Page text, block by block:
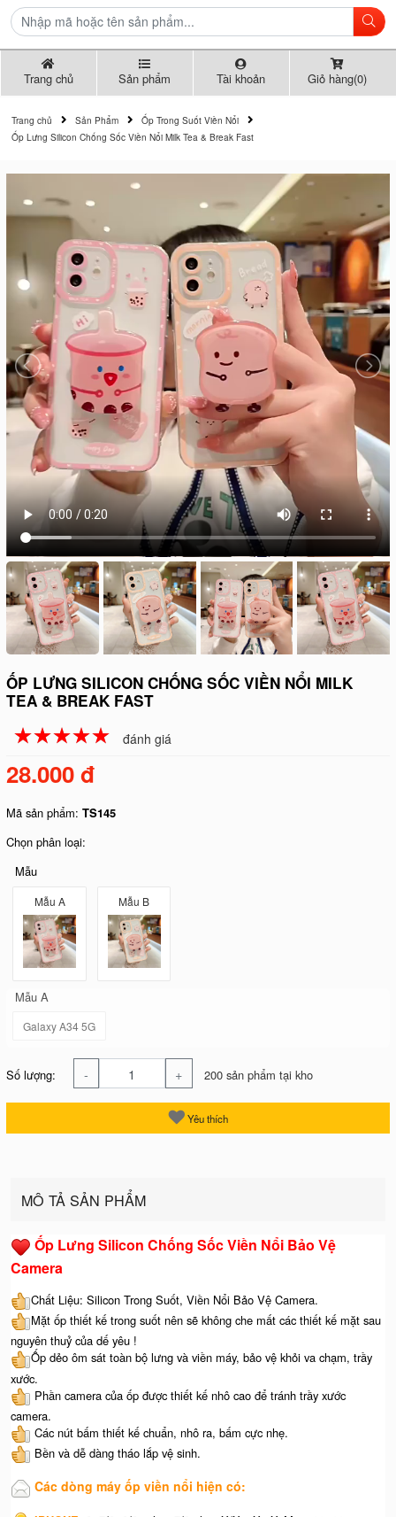
Trang chủ Sản phẩm Tài khoản Giỏ hàng(0)
Trang chủ Sản Phẩm
Ốp Trong Suốt Viền Nổi
Ốp Lưng Silicon Chống Sốc Viền Nổi Milk Tea & Break Fast
ỐP LƯNG SILICON CHỐNG SỐC VIỀN NỔI MILK
TEA & BREAK FAST
☆☆☆☆☆
★★★★★ đánh giá
28.000 đ
Mã sản phẩm:TS145
Chọn phân loại:
Mẫu
Mẫu A Mẫu B
Mẫu A
Galaxy A34 5G
Số lượng: - + 200 sản phẩm tại kho
Yêu thích
MÔ TẢ SẢN PHẨM
Ốp Lưng Silicon Chống Sốc Viền Nổi Bảo Vệ
Camera
Chất Liệu: Silicon Trong Suốt, Viền Nổi Bảo Vệ Camera.
Mặt ốp thiết kế trong suốt nên sẽ không che mất các thiết kế mặt sau
nguyên thuỷ của dế yêu !
Ốp dẻo ôm sát toàn bộ lưng và viền máy, bảo vệ khỏi va chạm, trầy
xước.
Phần camera của ốp được thiết kế nhô cao để tránh trầy xước
camera.
Các nút bấm thiết kế chuẩn, nhô ra, bấm cực nhẹ.
Bền và dễ dàng tháo lắp vệ sinh.
Các dòng máy ốp viền nổi hiện có: